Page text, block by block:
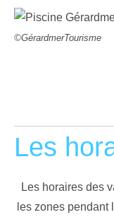
©GérardmerTourisme
Les
Les horaires des
les zones pendant